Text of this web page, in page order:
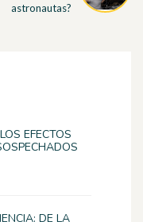
astronautas?
EFECTOS
DE LA